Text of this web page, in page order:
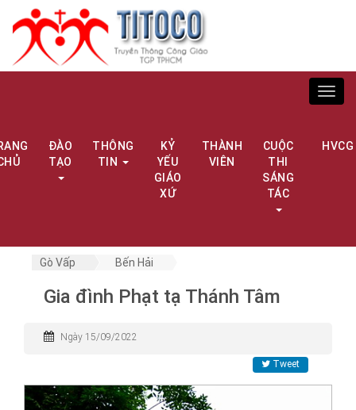
ĐÀO
TẠO
THÔNG
TIN
KỶ
YẾU
GIÁO
XỨ
THÀNH
VIÊN
CUỘC
THI
SÁNG
TÁC
HVCG
Gò Vấp Bến Hải
Gia đình Phạt tạ Thánh Tâm
Ngày 15/09/2022
Tweet